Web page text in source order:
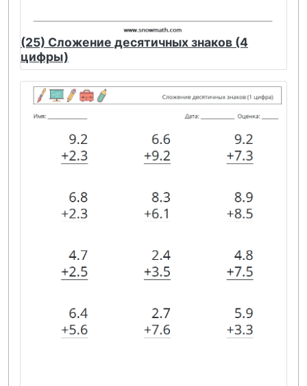
(25) Сложение десятичных знаков (4
цифры)